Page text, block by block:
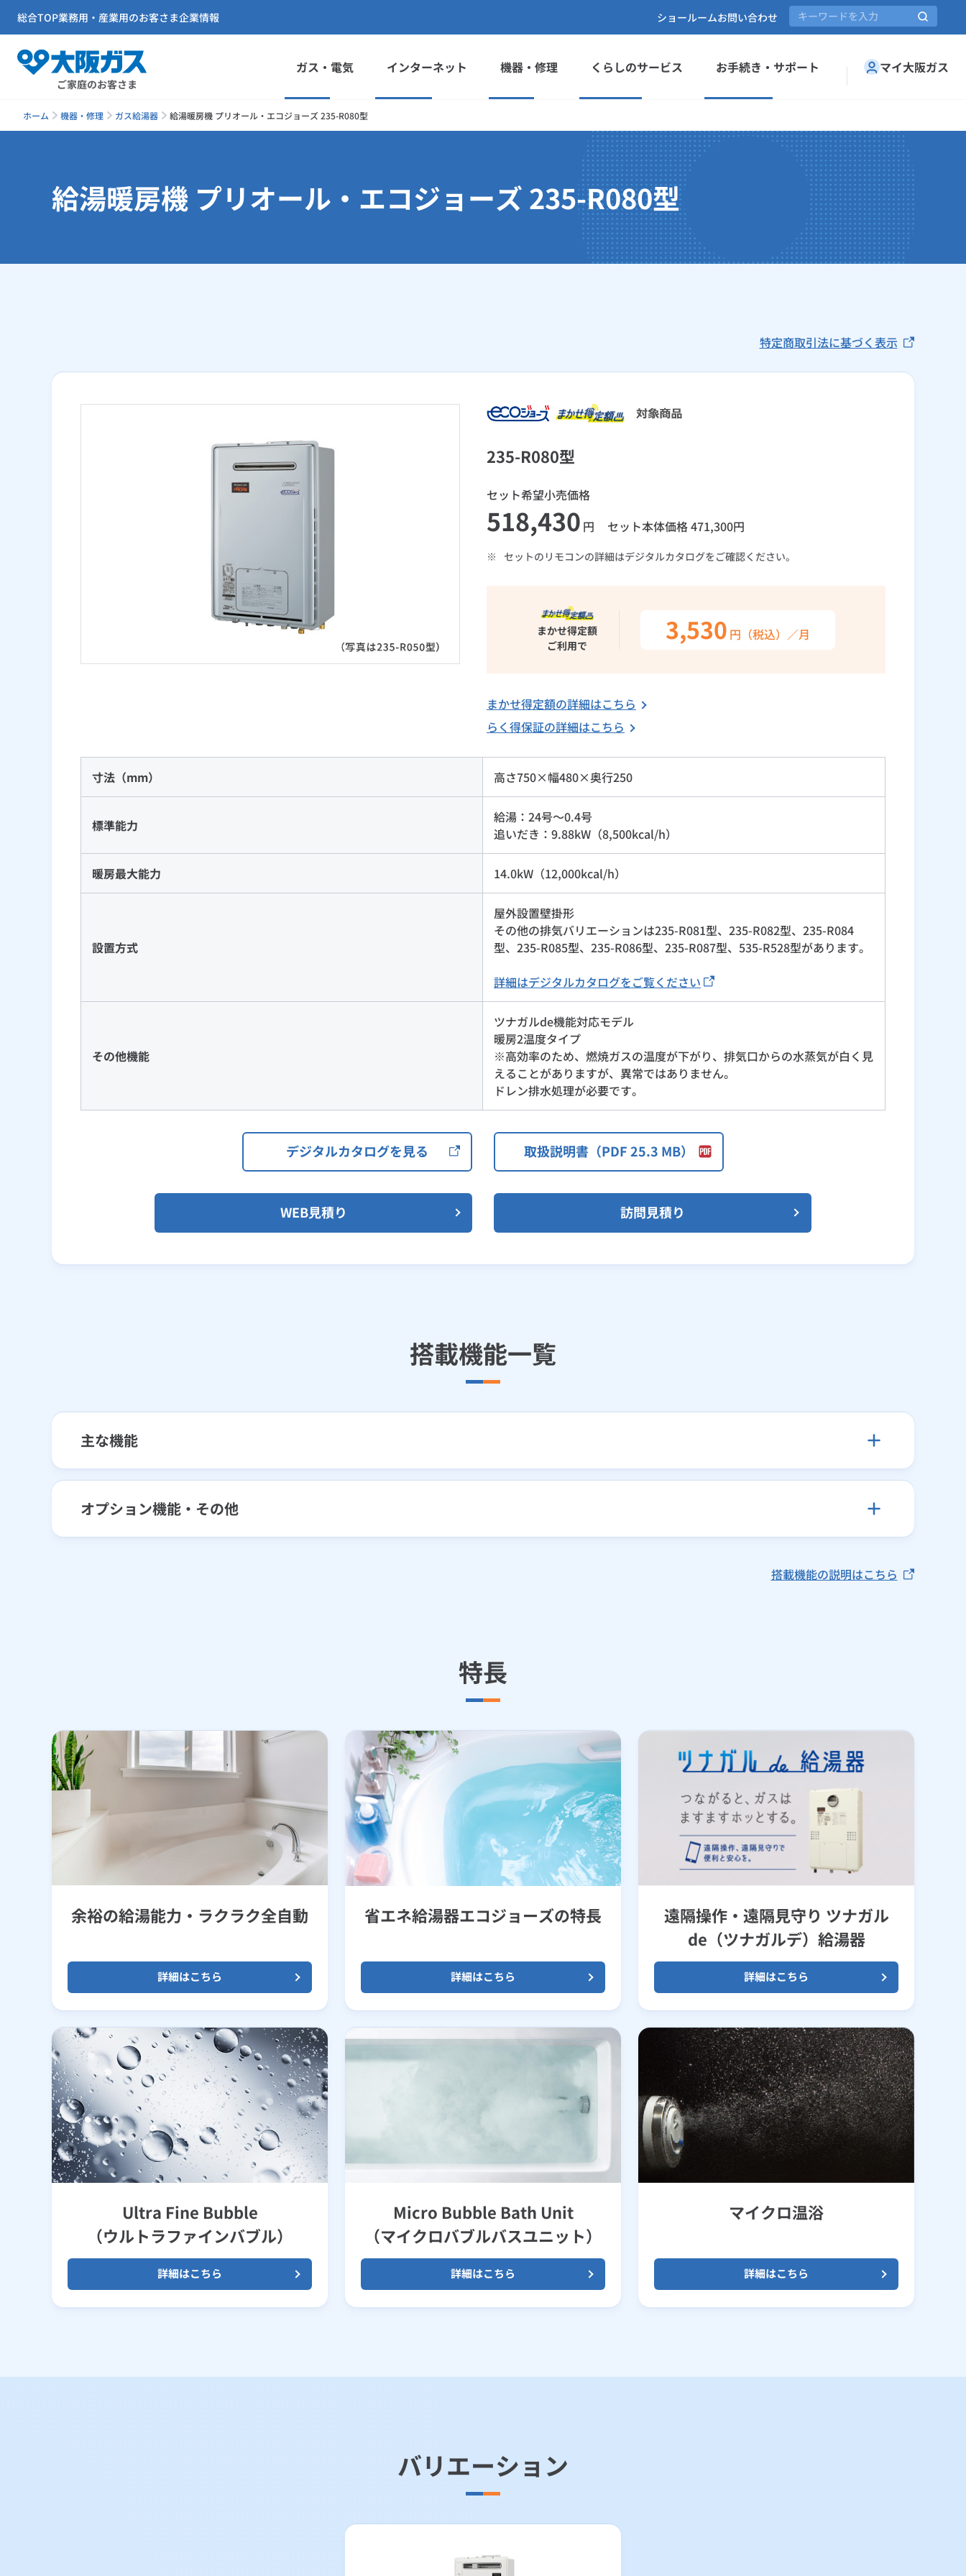
ご家庭のお客さま
ガス・電気 インターネット 機器・修理 くらしのサービス お手続き・サポート マイ大阪ガス
総合TOP業務用・産業用のお客さま企業情報 ショールームお問い合わせ
ホーム 機器・修理 ガス給湯器 給湯暖房機 プリオール・エコジョーズ 235-R080型
給湯暖房機 プリオール・エコジョーズ 235-R080型
特定商取引法に基づく表示
235-R080型
セット希望小売価格
518,430 円 セット本体価格471,300円
※ セットのリモコンの詳細はデジタルカタログをご確認ください。
まかせ得定額
ご利用で
3,530 円（税込）／月
まかせ得定額の詳細はこちら
らく得保証の詳細はこちら
寸法（mm） 高さ750×幅480×奥行250
標準能力
給湯：24号～0.4号
追いだき：9.88kW（8,500kcal/h）
暖房最大能力 14.0kW（12,000kcal/h）
設置方式
屋外設置壁掛形
その他の排気バリエーションは235-R081型、235-R082型、235-R084
型、235-R085型、235-R086型、235-R087型、535-R528型があります。
詳細はデジタルカタログをご覧ください
その他機能
ツナガルde機能対応モデル
暖房2温度タイプ
※高効率のため、燃焼ガスの温度が下がり、排気口からの水蒸気が白く見
えることがありますが、異常ではありません。
ドレン排水処理が必要です。
デジタルカタログを見る 取扱説明書（PDF 25.3 MB）
WEB見積り 訪問見積り
搭載機能一覧
主な機能
オプション機能・その他
搭載機能の説明はこちら
特長
余裕の給湯能力・ラクラク全自動
詳細はこちら
省エネ給湯器エコジョーズの特長
詳細はこちら
遠隔操作・遠隔見守り ツナガル
de（ツナガルデ）給湯器
詳細はこちら
Ultra Fine Bubble
（ウルトラファインバブル）
詳細はこちら
Micro Bubble Bath Unit
（マイクロバブルバスユニット）
詳細はこちら
マイクロ温浴
詳細はこちら
バリエーション